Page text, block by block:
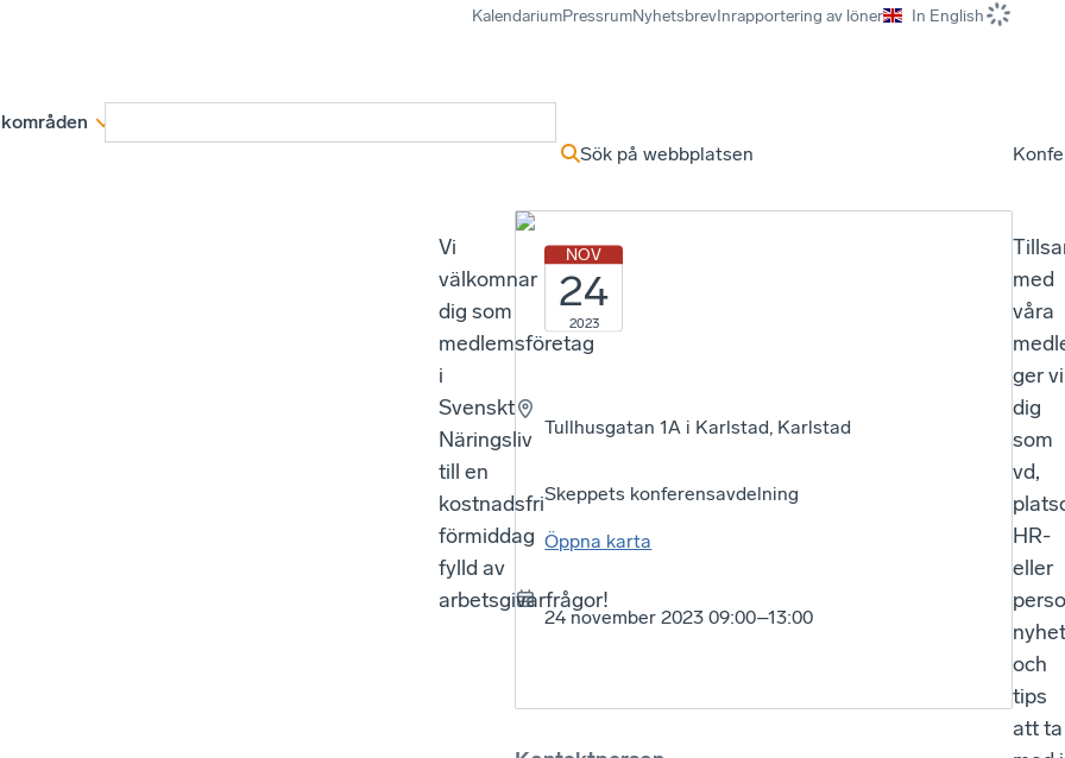
KalendariumPressrumNyhetsbrevInrapportering av löner In English
Sök på webbplatsen
NOV
24
2023
Tullhusgatan 1A i Karlstad, Karlstad
Skeppets konferensavdelning
Öppna karta
24 november 2023 09:00–13:00
Vi
välkomnar
dig som
medlemsföretag
i
Svenskt
Näringsliv
till en
kostnadsfri
förmiddag
fylld av
arbetsgivarfrågor!
med
våra
ger vi
dig
som
vd,
HR-
eller
och
tips
att ta